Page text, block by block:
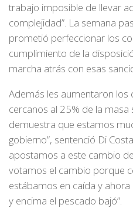
trabajo imposible de llevar
complejidad”. La semana
prometió perfeccionar los
cumplimiento de la
marcha atrás con esas
Además les aumentaron los
cercanos al 25% de la masa
demuestra que estamos
gobierno”, sentenció Di
apostamos a este cambio
votamos el cambio porque
estábamos en caída y
y encima el pescado bajó”.